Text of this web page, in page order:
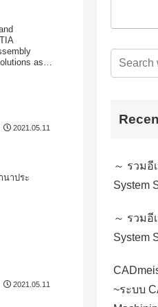
as
2021.05.11
นาประ
2021.05.11
～ รวมอี
System
～ รวม
System
~ระบบ